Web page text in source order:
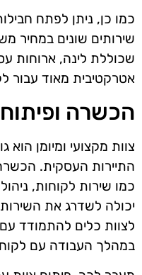
כמו כן, ניתן לפתח
שירותים שונים במחיר
שכוללת לינה, ארוחות
אטרקטיבית מאוד עבור
הכשרה
צוות מקצועי ומיומן
התיירות העסקית.
כמו שירות לקוחות,
יכולה לשדרג את
לצוות כלים להתמודד
במהלך העבודה עם